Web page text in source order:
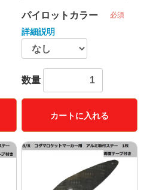
パイロットカラー 必須
詳細説明
数量
カートに入れる